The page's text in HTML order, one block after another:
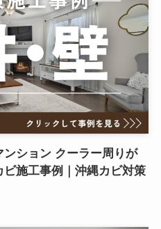
ンション クーラー周りが
施工事例｜沖縄カビ対策